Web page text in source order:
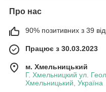
Про нас
90% позитивних з 39
Працює з 30.03.2023
м. Хмельницький
Г. Хмельницкий ул.
Хмельницький, Україна